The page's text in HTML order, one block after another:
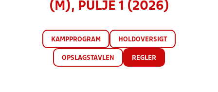
(M), PULJE 1 (2026)
KAMPPROGRAM HOLDOVERSIGT
OPSLAGSTAVLEN REGLER